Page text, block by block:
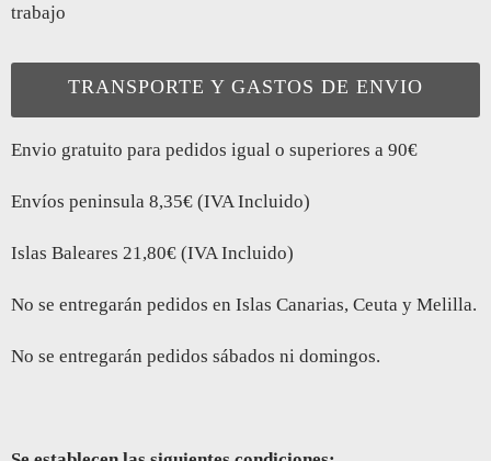
trabajo
TRANSPORTE Y GASTOS DE ENVIO
Envio gratuito para pedidos igual o superiores a 90€
Envíos peninsula 8,35€ (IVA Incluido)
Islas Baleares 21,80€ (IVA Incluido)
No se entregarán pedidos en Islas Canarias, Ceuta y Melilla.
No se entregarán pedidos sábados ni domingos.